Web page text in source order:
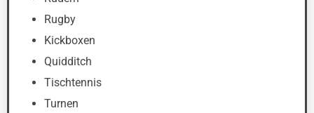
Rugby
Kickboxen
Quidditch
Tischtennis
Turnen